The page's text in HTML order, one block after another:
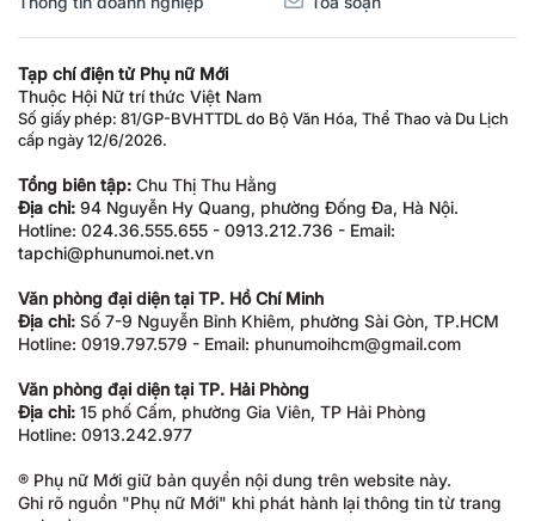
Thông tin doanh nghiệp Tòa soạn
Tạp chí điện tử Phụ nữ Mới
Thuộc Hội Nữ trí thức Việt Nam
Số giấy phép: 81/GP-BVHTTDL do Bộ Văn Hóa, Thể Thao và Du Lịch
cấp ngày 12/6/2026.
Tổng biên tập: Chu Thị Thu Hằng
Địa chỉ: 94 Nguyễn Hy Quang, phường Đống Đa, Hà Nội.
Hotline: 024.36.555.655 - 0913.212.736 - Email:
tapchi@phunumoi.net.vn
Văn phòng đại diện tại TP. Hồ Chí Minh
Địa chỉ: Số 7-9 Nguyễn Bỉnh Khiêm, phường Sài Gòn, TP.HCM
Hotline: 0919.797.579 - Email: phunumoihcm@gmail.com
Văn phòng đại diện tại TP. Hải Phòng
Địa chỉ: 15 phố Cấm, phường Gia Viên, TP Hải Phòng
Hotline: 0913.242.977
® Phụ nữ Mới giữ bản quyền nội dung trên website này.
Ghi rõ nguồn "Phụ nữ Mới" khi phát hành lại thông tin từ trang